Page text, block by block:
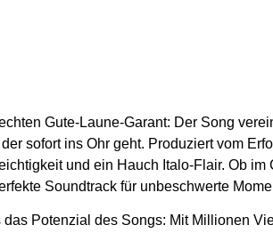
Gute-Laune-Garant: Der Song
sofort ins Ohr geht. Produziert vom
und ein Hauch Italo-Flair. Ob
Soundtrack für unbeschwerte
Potenzial des Songs: Mit Millionen